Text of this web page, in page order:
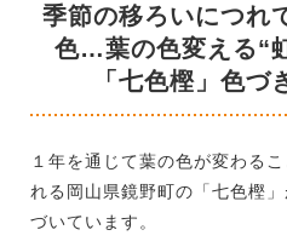
季節の移ろいにつれ
色…葉の色変える“
「七色樫」色づ
１年を通じて葉の色が変わる
れる岡山県鏡野町の「七色樫
づいています。